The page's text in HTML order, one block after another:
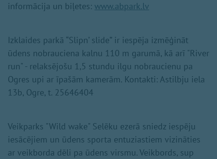
informācija un biļetes: www.abpark.lv
Izklaides parkā “Slipn’ slide” ir iespēja izmēģināt
ūdens nobrauciena kalnu 110 m garumā, kā arī "River
run" - relaksējošu 1,5 stundu ilgu nobraucienu pa
Ogres upi ar īpašām kamerām. Kontakti: Astilbju iela
13b, Ogre, t. 25646404
Veikparks "Wild wake" Selēku ezerā sniedz iespēju
iesācējiem un ūdens sporta entuziastiem vizināties
ar veikborda dēli pa ūdens virsmu. Veikbords, sup